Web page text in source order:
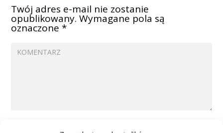
Twój adres e-mail nie zostanie
opublikowany. Wymagane pola są
oznaczone *